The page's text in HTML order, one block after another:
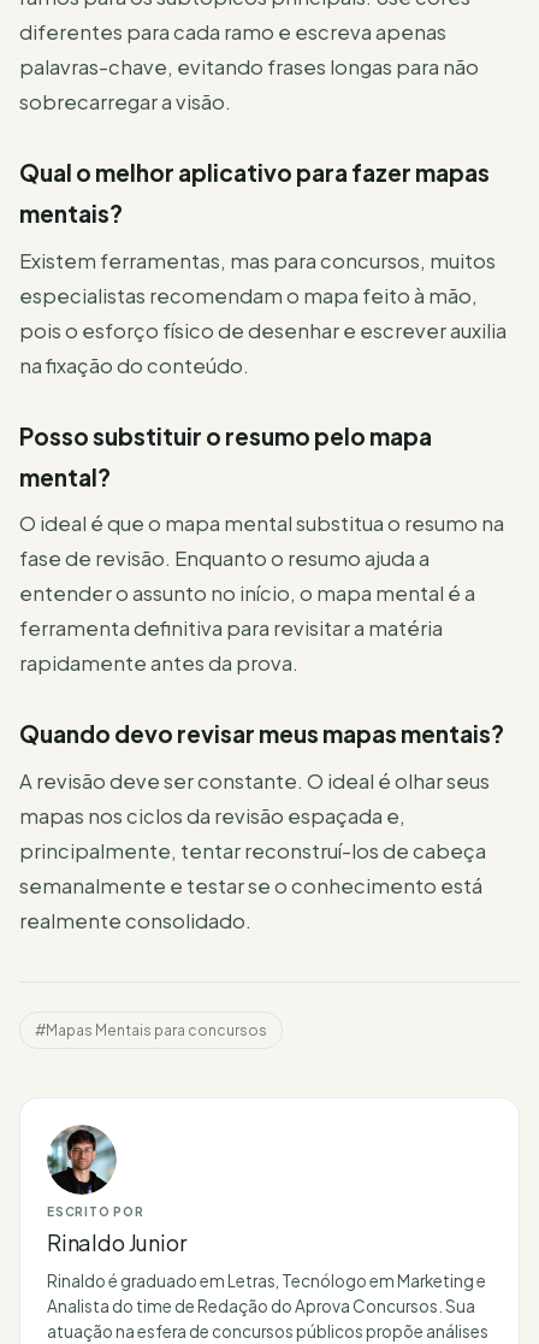
diferentes para cada ramo e escreva apenas
palavras-chave, evitando frases longas para não
sobrecarregar a visão.
Qual o melhor aplicativo para fazer mapas
mentais?
Existem ferramentas, mas para concursos, muitos
especialistas recomendam o mapa feito à mão,
pois o esforço físico de desenhar e escrever auxilia
na fixação do conteúdo.
Posso substituir o resumo pelo mapa
mental?
O ideal é que o mapa mental substitua o resumo na
fase de revisão. Enquanto o resumo ajuda a
entender o assunto no início, o mapa mental é a
ferramenta definitiva para revisitar a matéria
rapidamente antes da prova.
Quando devo revisar meus mapas mentais?
A revisão deve ser constante. O ideal é olhar seus
mapas nos ciclos da revisão espaçada e,
principalmente, tentar reconstruí-los de cabeça
semanalmente e testar se o conhecimento está
realmente consolidado.
#Mapas Mentais para concursos
ESCRITO POR
Rinaldo Junior
Rinaldo é graduado em Letras, Tecnólogo em Marketing e
Analista do time de Redação do Aprova Concursos. Sua
atuação na esfera de concursos públicos propõe análises